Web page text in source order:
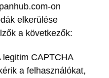
on
elkerülése
a következők:
legitim CAPTCHA
a felhasználókat,